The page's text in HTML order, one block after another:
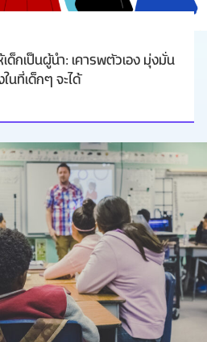
ด็กเป็นผู้นำ: เคารพตัวเอง มุ่งมั่น
นที่เด็กๆ จะได้